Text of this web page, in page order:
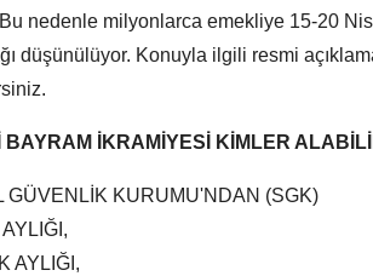
nedenle milyonlarca emekliye 15-20
düşünülüyor. Konuyla ilgili resmi
BAYRAM İKRAMİYESİ KİMLER
GÜVENLİK KURUMU'NDAN (SGK)
AYLIĞI,